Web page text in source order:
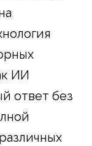
ИИ
ответ без